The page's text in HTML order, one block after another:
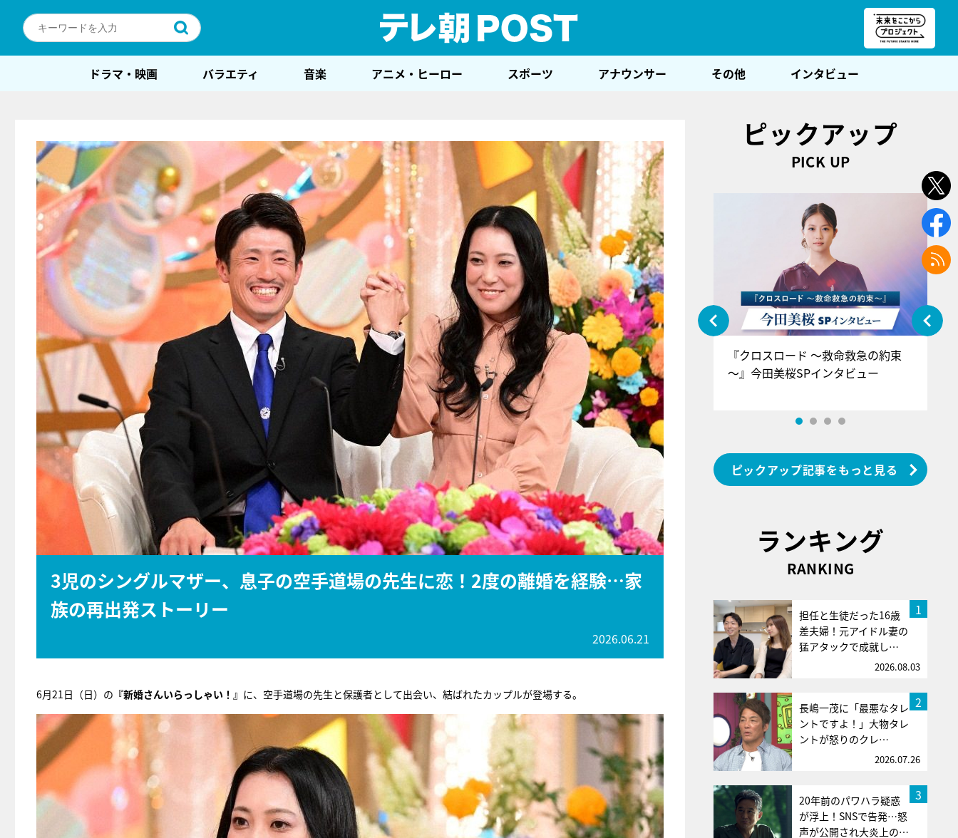
ドラマ・映画 バラエティ 音楽 アニメ・ヒーロー スポーツ アナウンサー その他 インタビュー
3児のシングルマザー、息子の空手道場の先生に恋！2度の離婚を経験…家
族の再出発ストーリー
2026.06.21
6月21日（日）の 『新婚さんいらっしゃい！』 に、空手道場の先生と保護者として出会い、結ばれたカップルが登場する。
ピックアップ
PICK UP
『アイ＝ラブ！げーみんぐ』＝LOV
E齋藤樹愛羅＆佐々木舞香SPインタ
ビュー
『クロスロード ～救命救急の約束
～』今田美桜SPインタビュー
ピックアップ記事をもっと見る
ランキング
RANKING
1
担任と生徒だった16歳
差夫婦！元アイドル妻の
猛アタックで成就し…
2026.08.03
2
長嶋一茂に「最悪なタレ
ントですよ！」大物タレ
ントが怒りのクレ…
2026.07.26
3
20年前のパワハラ疑惑
が浮上！SNSで告発…怒
声が公開され大炎上の…